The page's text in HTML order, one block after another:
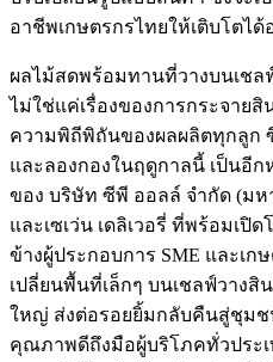
อาชีพเกษตรกรไทยให้เติบโตได้
ผลไม้สดพร้อมทานที่วางบนเชล
ไม่ใช่แค่เรื่องของการกระจาย
ความพิถีพิถันของผลผลิตทุกลูก
และลองกองในฤดูกาลนี้ เป็นอี
ของ บริษัท ซีพี ออลล์ จำกัด (มห
และเซเว่น เดลิเวอรี่ ที่พร้อมเปิ
ข้างผู้ประกอบการ SME และเก
เปลี่ยนพื้นที่เล็กๆ บนเชลฟ์วางสิ
ใหญ่ ส่งต่อรอยยิ้มกลับคืนสู่ชุมช
คุณภาพดีถึงมือผู้บริโภคทั่วประ